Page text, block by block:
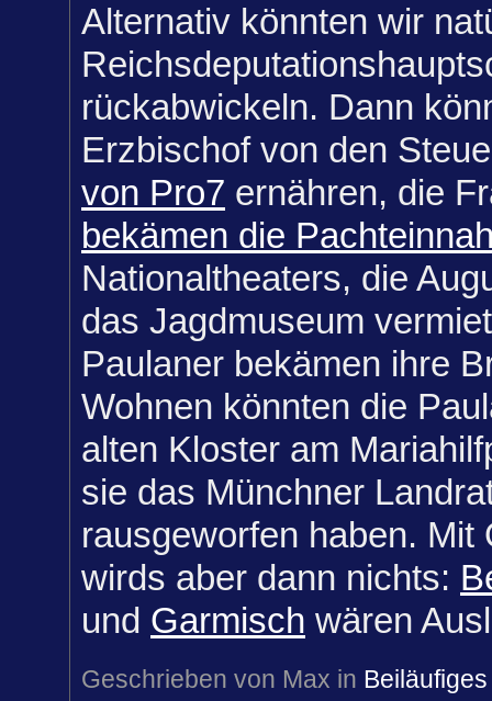
Alternativ könnten wir
rückabwickeln. Dann
Erzbischof von den
von Pro7 ernähren, die
bekämen die
Nationaltheaters, die
das Jagdmuseum
Paulaner bekämen ihre
Wohnen könnten die
alten Kloster am
sie das Münchner
rausgeworfen haben. Mit
wirds aber dann nichts:
und Garmisch wären
Geschrieben von Max in Beiläufiges